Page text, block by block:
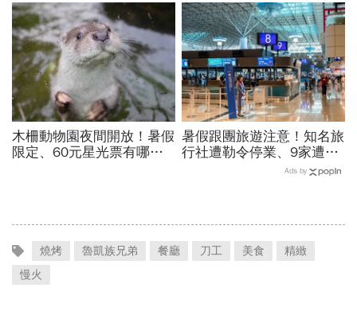
頂、想著秀山美食...探訪熱
門登山路線
東京…暫停受理產險一次看
木柵動物園夜間開放！暑假
限定、60元星光票有哪些
暑假跟團旅遊注意！知名旅
行社遭勒令停業、9家遭廢
止或撤照…觀光署完整黑名
Ads by
燒烤 魯凱族兄弟 餐廳 刀工 美食
精緻
慢火